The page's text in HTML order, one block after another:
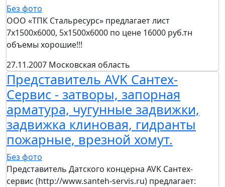
Без фото
ООО «ТПК Стальресурс» предлагает лист
7х1500х6000, 5х1500х6000 по цене 16000 руб.тн
объемы хорошие!!!
27.11.2007 Московская область
Представитель AVK Сантех-
Сервис - затворы, запорная
арматура, чугунные задвижки,
задвижка клиновая, гидранты
пожарные, врезной хомут.
Без фото
Представитель Датского концерна AVK Сантех-
сервис (http://www.santeh-servis.ru) предлагает: